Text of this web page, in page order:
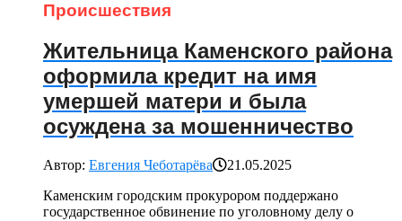
Происшествия
Жительница Каменского района
оформила кредит на имя
умершей матери и была
осуждена за мошенничество
Автор: Евгения Чеботарёва
21.05.2025
Каменским городским прокурором поддержано
государственное обвинение по уголовному делу о